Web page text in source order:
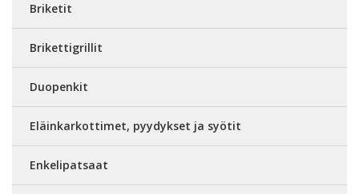
Briketit
Brikettigrillit
Duopenkit
Eläinkarkottimet, pyydykset ja syötit
Enkelipatsaat